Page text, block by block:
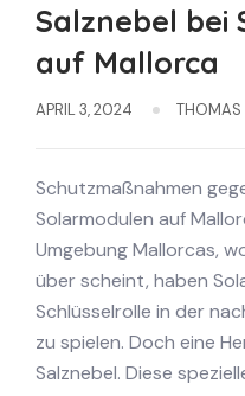
Salznebel bei
auf Mallorca
APRIL 3, 2024 THOMAS
Schutzmaßnahmen
Solarmodulen auf
Umgebung Mallorcas,
über scheint, haben
Schlüsselrolle in der
zu spielen. Doch eine
Salznebel. Diese